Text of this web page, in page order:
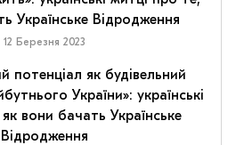
Українське Відродження
12 Березня 2023
потенціал як будівельний
України»: українські
вони бачать Українське
Відродження